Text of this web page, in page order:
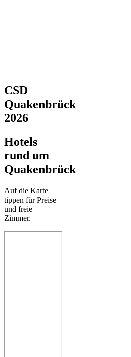
CSD
Quakenbrück
2026
Hotels
rund um
Quakenbrück
Auf die Karte
tippen für Preise
und freie
Zimmer.